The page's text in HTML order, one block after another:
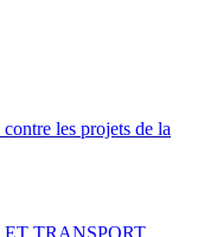
les projets de la
TRANSPORT